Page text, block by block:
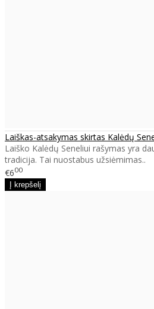
Laiškas-atsakymas skirtas Kalėdų
Laiško Kalėdų Seneliui rašymas yra
tradicija. Tai nuostabus užsiėmimas..
€600